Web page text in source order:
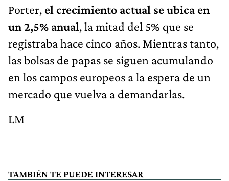
Porter, el crecimiento actual se ubica en
un 2,5% anual, la mitad del 5% que se
registraba hace cinco años. Mientras tanto,
las bolsas de papas se siguen acumulando
en los campos europeos a la espera de un
mercado que vuelva a demandarlas.
LM
TAMBIÉN TE PUEDE INTERESAR